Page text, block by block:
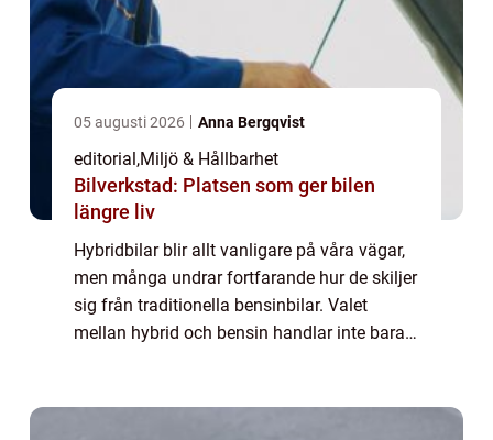
05 augusti 2026 Anna Bergqvist
editorial,Miljö & Hållbarhet
Bilverkstad: Platsen som ger bilen
längre liv
Hybridbilar blir allt vanligare på våra vägar,
men många undrar fortfarande hur de skiljer
sig från traditionella bensinbilar. Valet
mellan hybrid och bensin handlar inte bara